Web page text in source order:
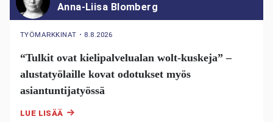
Anna-Liisa Blomberg
TYÖMARKKINAT ・ 8.8.2026
“Tulkit ovat kielipalvelualan wolt-kuskeja” –
alustatyölaille kovat odotukset myös
asiantuntijatyössä
LUE LISÄÄ